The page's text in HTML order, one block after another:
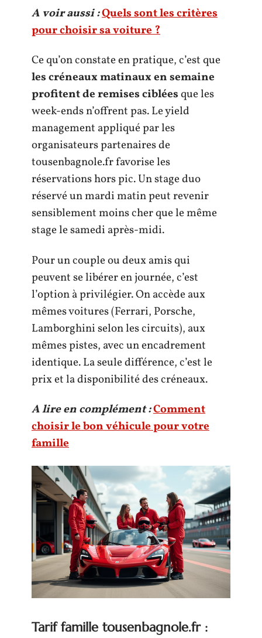
A voir aussi :Quels sont les critères
pour choisir sa voiture ?
Ce qu’on constate en pratique, c’est que
les créneaux matinaux en semaine
profitent de remises cibléesque les
week-ends n’offrent pas. Le yield
management appliqué par les
organisateurs partenaires de
tousenbagnole.fr favorise les
réservations hors pic. Un stage duo
réservé un mardi matin peut revenir
sensiblement moins cher que le même
stage le samedi après-midi.
Pour un couple ou deux amis qui
peuvent se libérer en journée, c’est
l’option à privilégier. On accède aux
mêmes voitures (Ferrari, Porsche,
Lamborghini selon les circuits), aux
mêmes pistes, avec un encadrement
identique. La seule différence, c’est le
prix et la disponibilité des créneaux.
A lire en complément :Comment
choisir le bon véhicule pour votre
famille
Tarif famille tousenbagnole.fr :